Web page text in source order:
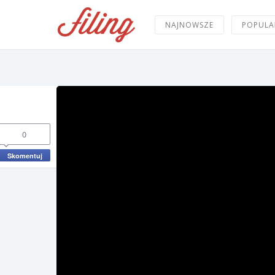
NAJNOWSZE
0
Skomentuj